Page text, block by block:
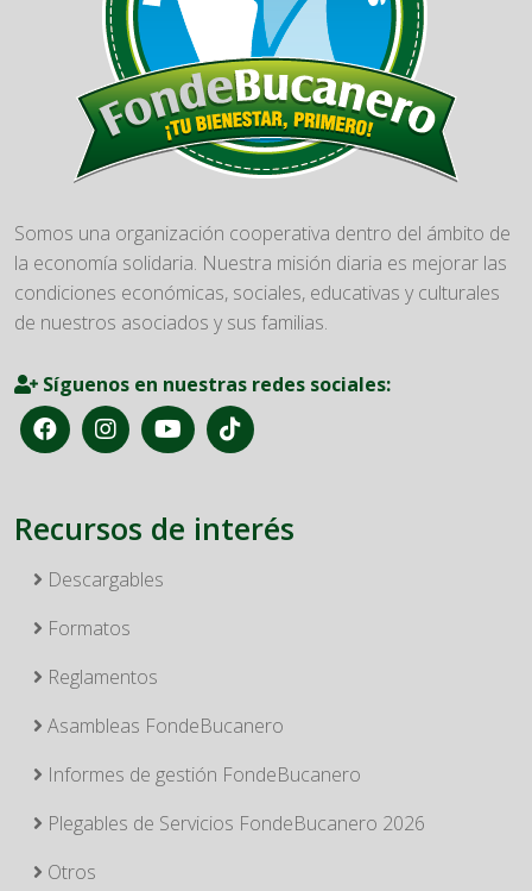
Somos una organización cooperativa dentro del ámbito de
la economía solidaria. Nuestra misión diaria es mejorar las
condiciones económicas, sociales, educativas y culturales
de nuestros asociados y sus familias.
Síguenos en nuestras redes sociales:
Recursos de interés
Descargables
Formatos
Reglamentos
Asambleas FondeBucanero
Informes de gestión FondeBucanero
Plegables de Servicios FondeBucanero 2026
Otros